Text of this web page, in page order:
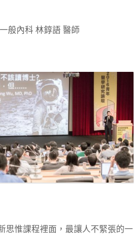
般內科 林錞語 醫師
思惟課程裡面，最讓人不緊張的一